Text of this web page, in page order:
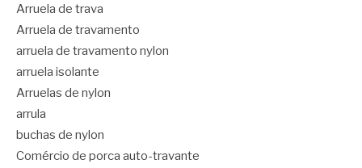
Arruela de trava
Arruela de travamento
arruela de travamento nylon
arruela isolante
Arruelas de nylon
arrula
buchas de nylon
Comércio de porca auto-travante